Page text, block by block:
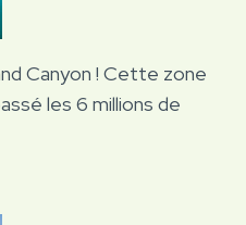
Canyon ! Cette zone
les 6 millions de